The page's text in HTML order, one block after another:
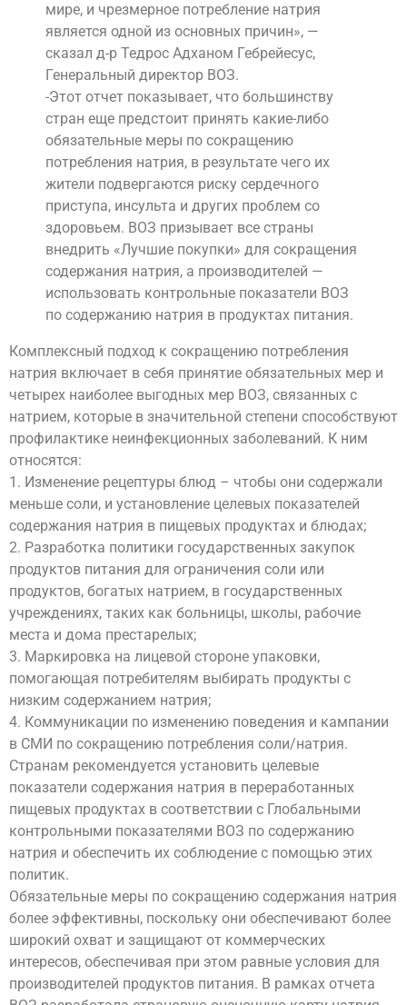
мире, и чрезмерное потребление натрия
является одной из основных причин», —
сказал д-р Тедрос Адханом Гебрейесус,
Генеральный директор ВОЗ.
-Этот отчет показывает, что большинству
стран еще предстоит принять какие-либо
обязательные меры по сокращению
потребления натрия, в результате чего их
жители подвергаются риску сердечного
приступа, инсульта и других проблем со
здоровьем. ВОЗ призывает все страны
внедрить «Лучшие покупки» для сокращения
содержания натрия, а производителей —
использовать контрольные показатели ВОЗ
по содержанию натрия в продуктах питания.
Комплексный подход к сокращению потребления
натрия включает в себя принятие обязательных мер и
четырех наиболее выгодных мер ВОЗ, связанных с
натрием, которые в значительной степени способствуют
профилактике неинфекционных заболеваний. К ним
относятся:
1. Изменение рецептуры блюд – чтобы они содержали
меньше соли, и установление целевых показателей
содержания натрия в пищевых продуктах и блюдах;
2. Разработка политики государственных закупок
продуктов питания для ограничения соли или
продуктов, богатых натрием, в государственных
учреждениях, таких как больницы, школы, рабочие
места и дома престарелых;
3. Маркировка на лицевой стороне упаковки,
помогающая потребителям выбирать продукты с
низким содержанием натрия;
4. Коммуникации по изменению поведения и кампании
в СМИ по сокращению потребления соли/натрия.
Странам рекомендуется установить целевые
показатели содержания натрия в переработанных
пищевых продуктах в соответствии с Глобальными
контрольными показателями ВОЗ по содержанию
натрия и обеспечить их соблюдение с помощью этих
политик.
Обязательные меры по сокращению содержания натрия
более эффективны, поскольку они обеспечивают более
широкий охват и защищают от коммерческих
интересов, обеспечивая при этом равные условия для
производителей продуктов питания. В рамках отчета